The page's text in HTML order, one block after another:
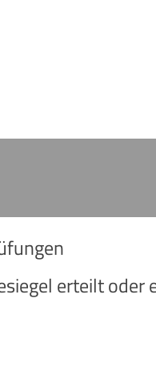
erteilt oder